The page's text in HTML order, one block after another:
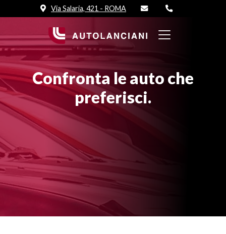
Via Salaria, 421 - ROMA
Confronta le auto che
preferisci.